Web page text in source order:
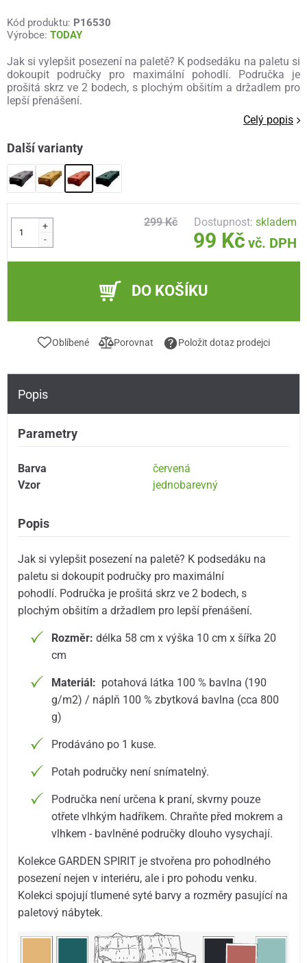
Kód produktu: P16530
Výrobce: TODAY
Jak si vylepšit posezení na paletě? K podsedáku na paletu si
dokoupit područky pro maximální pohodlí. Područka je
prošitá skrz ve 2 bodech, s plochým obšitím a držadlem pro
lepší přenášení.
Celý popis
Další varianty
+
-
299 Kč Dostupnost:skladem
99 Kč vč. DPH
DO KOŠÍKU
Oblíbené Porovnat Položit dotaz prodejci
Popis
Parametry
Barva
červená
Vzor
jednobarevný
Popis
Jak si vylepšit posezení na paletě? K podsedáku na
paletu si dokoupit područky pro maximální
pohodlí. Područka je prošitá skrz ve 2 bodech, s
plochým obšitím a držadlem pro lepší přenášení.
Rozměr: délka 58 cm x výška 10 cm x šířka 20
cm
Materiál: potahová látka 100 % bavlna (190
g/m2) / náplň 100 % zbytková bavlna (cca 800
g)
Prodáváno po 1 kuse.
Potah područky není snímatelný.
Područka není určena k praní, skvrny pouze
otřete vlhkým hadříkem. Chraňte před mokrem a
vlhkem - bavlněné područky dlouho vysychají.
Kolekce GARDEN SPIRIT je stvořena pro pohodlného
posezení nejen v interiéru, ale i pro pohodu venku.
Kolekci spojují tlumené syté barvy a rozměry pasující na
paletový nábytek.